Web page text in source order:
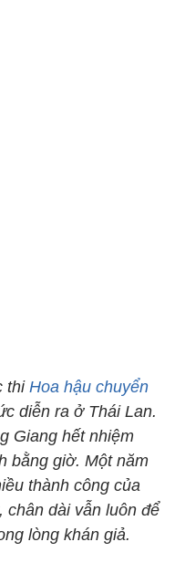
thiHoa hậu chuyển
diễn ra ở Thái Lan.
Giang hết nhiệm
bằng giờ. Một năm
thành công của
chân dài vẫn luôn để
lòng khán giả.